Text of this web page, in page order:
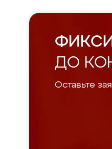
ДО
Оставьте